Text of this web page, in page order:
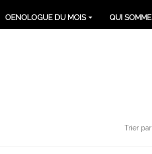
OENOLOGUE DU MOIS QUI
Trier par: